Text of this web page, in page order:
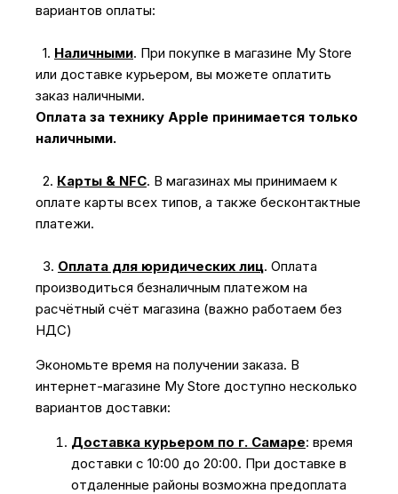
вариантов оплаты:
1. Наличными. При покупке в магазине My Store
или доставке курьером, вы можете оплатить
заказ наличными.
Оплата за технику Apple принимается только
наличными.
2. Карты & NFC. В магазинах мы принимаем к
оплате карты всех типов, а также бесконтактные
платежи.
3. Оплата для юридических лиц. Оплата
производиться безналичным платежом на
расчётный счёт магазина (важно работаем без
НДС)
Экономьте время на получении заказа. В
интернет-магазине My Store доступно несколько
вариантов доставки:
Доставка курьером по г. Самаре: время
доставки с 10:00 до 20:00. При доставке в
отдаленные районы возможна предоплата